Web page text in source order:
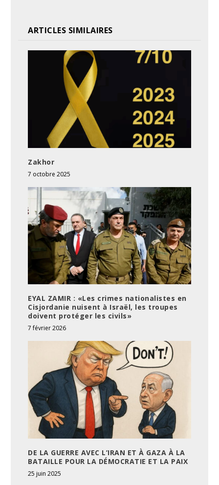
ARTICLES SIMILAIRES
Zakhor
7 octobre 2025
EYAL ZAMIR : «Les crimes nationalistes en
Cisjordanie nuisent à Israël, les troupes
doivent protéger les civils»
7 février 2026
DE LA GUERRE AVEC L’IRAN ET À GAZA À LA
BATAILLE POUR LA DÉMOCRATIE ET LA PAIX
25 juin 2025